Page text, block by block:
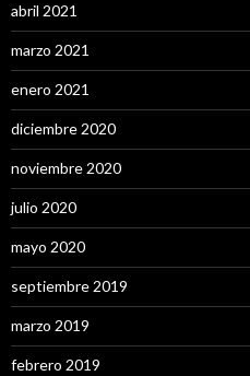
abril 2021
marzo 2021
enero 2021
diciembre 2020
noviembre 2020
julio 2020
mayo 2020
septiembre 2019
marzo 2019
febrero 2019